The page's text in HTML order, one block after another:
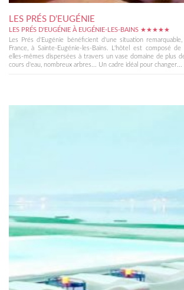
LES PRÉS D’EUGÉNIE
LES PRÉS D'EUGÉNIE À EUGÉNIE-LES-BAINS ★★★★★
Les Prés d'Eugénie bénéficient d'une situation
France, à Sainte-Eugénie-les-Bains. L'hôtel est composé de
elles-mêmes dispersées à travers un vase domaine de plus
cours d'eau, nombreux arbres... Un cadre idéal pour changer...